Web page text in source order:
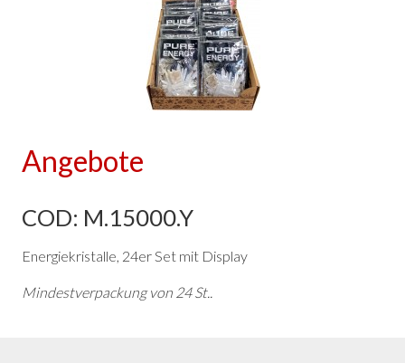
Angebote
COD: M.15000.Y
Energiekristalle, 24er Set mit Display
Mindestverpackung von 24 St..